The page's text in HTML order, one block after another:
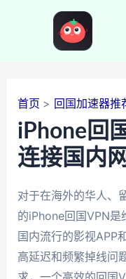
首页 回国加速器推
iPhone回
连接国内
对于在海外的华人、
的iPhone回国VPN是
国内流行的影视APP
高延迟和频繁掉线问